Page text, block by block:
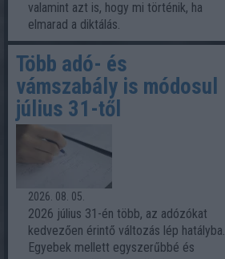
valamint azt is, hogy mi történik, ha
elmarad a diktálás.
Több adó- és
vámszabály is módosul
július 31-től
2026. 08. 05.
2026 július 31-én több, az adózókat
kedvezően érintő változás lép hatályba.
Egyebek mellett egyszerűbbé és